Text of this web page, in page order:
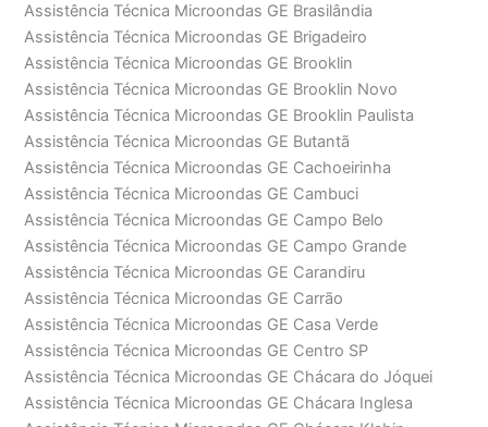
Assistência Técnica Microondas GE Brasilândia
Assistência Técnica Microondas GE Brigadeiro
Assistência Técnica Microondas GE Brooklin
Assistência Técnica Microondas GE Brooklin Novo
Assistência Técnica Microondas GE Brooklin Paulista
Assistência Técnica Microondas GE Butantã
Assistência Técnica Microondas GE Cachoeirinha
Assistência Técnica Microondas GE Cambuci
Assistência Técnica Microondas GE Campo Belo
Assistência Técnica Microondas GE Campo Grande
Assistência Técnica Microondas GE Carandiru
Assistência Técnica Microondas GE Carrão
Assistência Técnica Microondas GE Casa Verde
Assistência Técnica Microondas GE Centro SP
Assistência Técnica Microondas GE Chácara do Jóquei
Assistência Técnica Microondas GE Chácara Inglesa